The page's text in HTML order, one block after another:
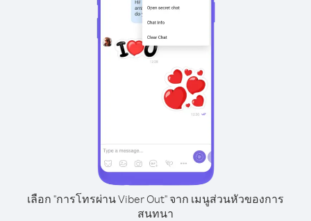
เลือก "การโทรผ่าน Viber Out" จาก เมนูส่วนหัวของการ
สนทนา